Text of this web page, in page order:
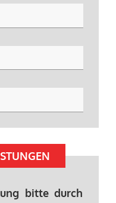
bitte durch